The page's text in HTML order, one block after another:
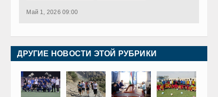
Май 1, 2026 09:00
ДРУГИЕ НОВОСТИ ЭТОЙ РУБРИКИ